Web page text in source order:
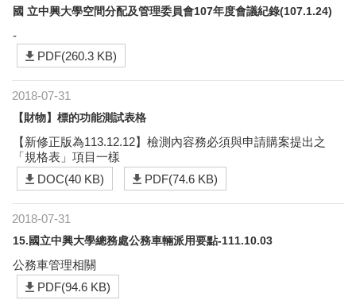
國 立中興大學空間分配及管理委員會107年度會議紀錄(107.1.24)
-
PDF(260.3 KB)
2018-07-31
【財物】標的功能測試表格
【新修正版為113.12.12】檢測內容務必須與申請購案提出之
「規格表」項目一樣
DOC(40 KB)
PDF(74.6 KB)
2018-07-31
15.國立中興大學總務處公務車輛派用要點-111.10.03
公務車管理相關
PDF(94.6 KB)